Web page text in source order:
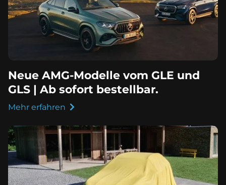
Neue AMG-Modelle vom GLE und
GLS | Ab sofort bestellbar.
Mehr erfahren